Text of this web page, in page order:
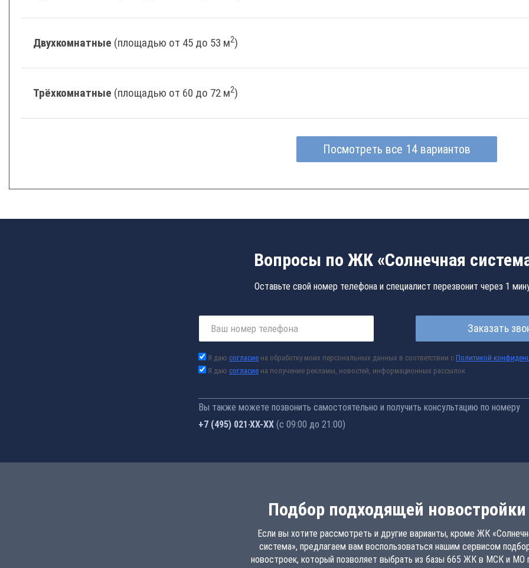
Двухкомнатные (площадью от 45 до 53 м2)
Трёхкомнатные (площадью от 60 до 72 м2)
Посмотреть все 14 вариантов
Вопросы по ЖК «Солнечная
Оставьте свой номер телефона и специалист перезвонит через 1
Заказать
Я даю согласие на обработку моих персональных данных в соответствии с Политикой
Я даю согласие на получение рекламы, новостей, информационных рассылок
Вы также можете позвонить самостоятельно и получить консультацию по номеру
+7 (495) 021-41-76 (с 09:00 до 21:00)
Подбор подходящей новостройки
Если вы хотите рассмотреть и другие варианты, кроме ЖК
система», предлагаем вам воспользоваться нашим сервисом
новостроек, который позволяет выбрать из базы 665 ЖК в МСК и МО